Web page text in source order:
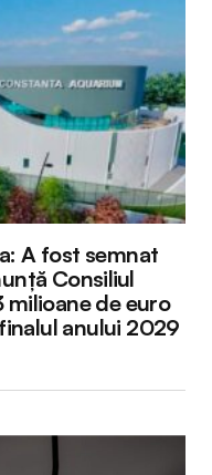
A fost semnat
Consiliul
de euro
anului 2029